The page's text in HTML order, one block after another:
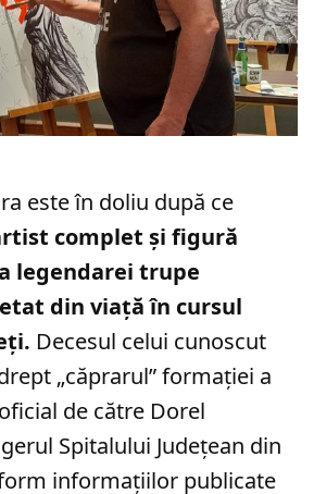
este în doliu după ce
complet și figură
legendarei trupe
din viață în cursul
Decesul celui cunoscut
„căprarul” formației a
de către Dorel
Spitalului Județean din
informațiilor publicate